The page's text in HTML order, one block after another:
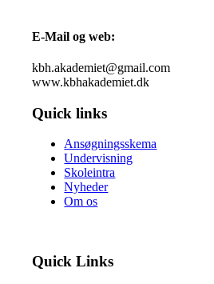
E-Mail og web:
kbh.akademiet@gmail.com
www.kbhakademiet.dk
Quick links
Ansøgningsskema
Undervisning
Skoleintra
Nyheder
Om os
Quick Links